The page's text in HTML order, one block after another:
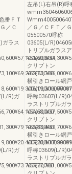
番ＦＴ
／Ｃ
ガラス
R)ガ
R)ガ
左吊(L)右吊(R)呼
／Ｇ／ＣＦＴ／
05500570呼称
03605(L/
トリプルガラス
クリプトン
横引きロール網戸
呼称03607(L/
ラストリプルガ
クリプトン
横引きロール網戸
呼称03609(L/
ラストリプルガ